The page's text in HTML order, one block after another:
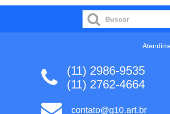
(11) 2986-9535
(11) 2762-4664
contato@g10.art.br